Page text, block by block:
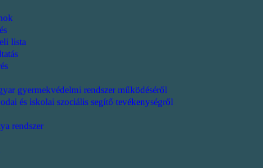
lista
gyermekvédelmi rendszer működéséről
és iskolai szociális segítő tevékenységről
rendszer